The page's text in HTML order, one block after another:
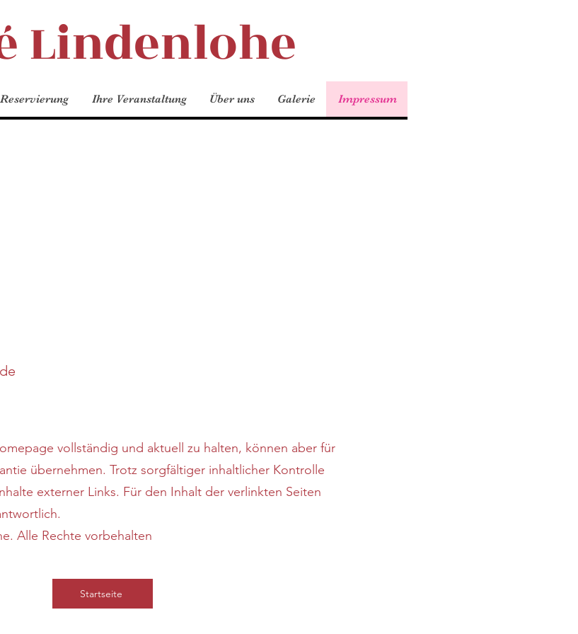
Lindenlohe
Reservierung Ihre Veranstaltung Über uns Galerie Impressum
vollständig und aktuell zu halten, können aber für
übernehmen. Trotz sorgfältiger inhaltlicher Kontrolle
externer Links. Für den Inhalt der verlinkten Seiten
Alle Rechte vorbehalten
Startseite